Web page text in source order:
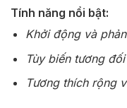
Tính năng nổi bật:
Khởi động và
Tùy biến tương
Tương thích rộng